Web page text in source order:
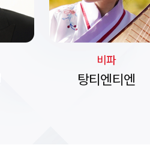
비파
탕티엔티엔